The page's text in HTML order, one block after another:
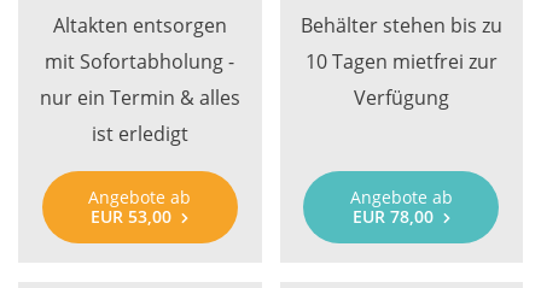
Altakten entsorgen
mit Sofortabholung -
nur ein Termin & alles
ist erledigt
Angebote ab
EUR 53,00
Behälter stehen bis zu
10 Tagen mietfrei zur
Verfügung
Angebote ab
EUR 78,00